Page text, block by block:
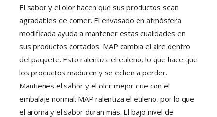
El sabor y el olor hacen que sus productos sean
agradables de comer. El envasado en atmósfera
modificada ayuda a mantener estas cualidades en
sus productos cortados. MAP cambia el aire dentro
del paquete. Esto ralentiza el etileno, lo que hace que
los productos maduren y se echen a perder.
Mantienes el sabor y el olor mejor que con el
embalaje normal. MAP ralentiza el etileno, por lo que
el aroma y el sabor duran más. El bajo nivel de